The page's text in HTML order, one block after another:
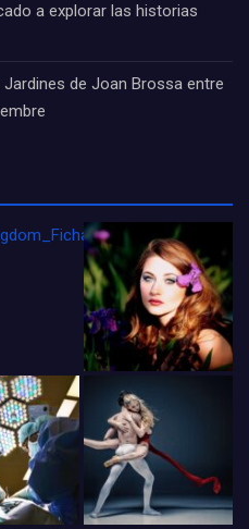
a explorar las historias
de Joan Brossa entre